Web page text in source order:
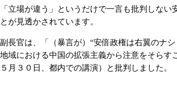
立場が違う」というだけで一言も批判しない
が見透かされています。
長官は、「（暴言が）“安倍政権は右翼のナ
域における中国の拡張主義から注意をそらす
月３０日、都内での講演）と批判しました。